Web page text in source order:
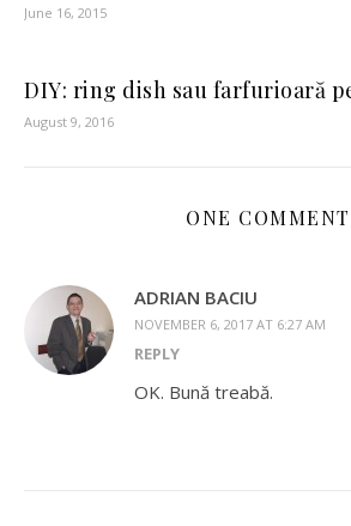
June 16, 2015
DIY: ring dish sau farfurioară
August 9, 2016
ONE COMMENT
ADRIAN BACIU
NOVEMBER 6, 2017 AT 6:27 AM
REPLY
OK. Bună treabă.